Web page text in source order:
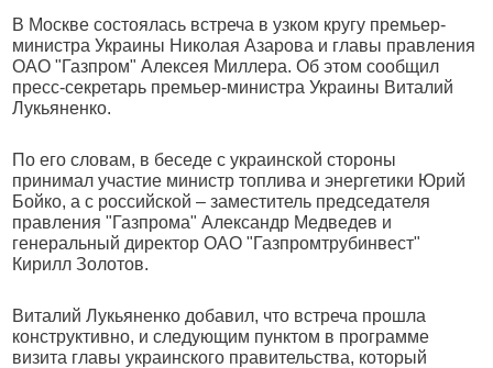
В Москве состоялась встреча в узком кругу премьер-
министра Украины Николая Азарова и главы правления
ОАО "Газпром" Алексея Миллера. Об этом сообщил
пресс-секретарь премьер-министра Украины Виталий
Лукьяненко.
По его словам, в беседе с украинской стороны
принимал участие министр топлива и энергетики Юрий
Бойко, а с российской – заместитель председателя
правления "Газпрома" Александр Медведев и
генеральный директор ОАО "Газпромтрубинвест"
Кирилл Золотов.
Виталий Лукьяненко добавил, что встреча прошла
конструктивно, и следующим пунктом в программе
визита главы украинского правительства, который